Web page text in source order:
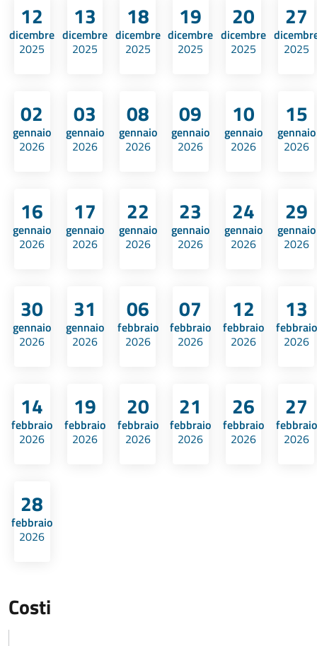
12
dicembre
2025
13
dicembre
2025
18
dicembre
2025
19
dicembre
2025
20
dicembre
2025
27
2025
02
gennaio
2026
03
gennaio
2026
08
gennaio
2026
09
gennaio
2026
10
gennaio
2026
15
gennaio
2026
16
gennaio
2026
17
gennaio
2026
22
gennaio
2026
23
gennaio
2026
24
gennaio
2026
29
gennaio
2026
30
gennaio
2026
31
gennaio
2026
06
febbraio
2026
07
febbraio
2026
12
febbraio
2026
13
febbraio
2026
14
febbraio
2026
19
febbraio
2026
20
febbraio
2026
21
febbraio
2026
26
febbraio
2026
27
febbraio
2026
28
febbraio
2026
Costi